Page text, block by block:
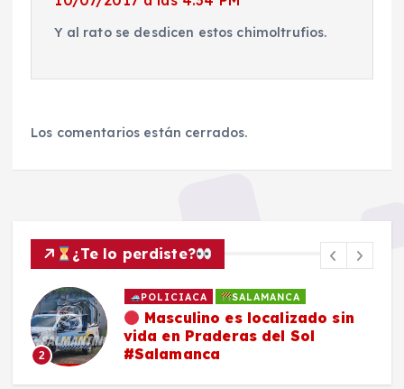
Y al rato se desdicen estos chimoltrufios.
Los comentarios están cerrados.
¿Te lo perdiste?
2
POLICIACA SALAMANCA
Masculino es localizado sin
vida en Praderas del Sol
#Salamanca